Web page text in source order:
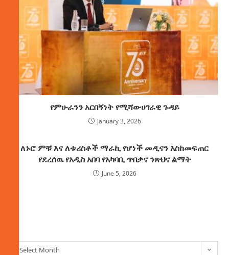
የምሁራንን አርበኝነት የሚሻውሀገራዊ ጉዳይ
January 3, 2026
ለኑሮ ምቹ እና ለቱሪስቶች ማራኪ የሆነች መዲናን እስከመፍጠር
የደረሰዉ የአዲስ አበባ የአካባቢ ጥበቃና ንጽህና ልማት
June 5, 2026
Select Month